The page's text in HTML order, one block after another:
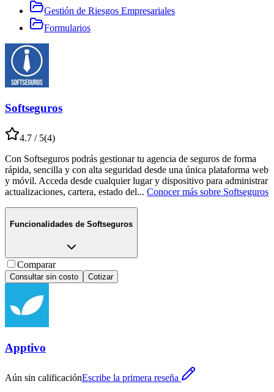
Gestión de Riesgos Empresariales
Formularios
Softseguros
4.7 / 5(4)
Con Softseguros podrás gestionar tu agencia de seguros de forma
rápida, sencilla y con alta seguridad desde una única plataforma web
y móvil. Acceda desde cualquier lugar y dispositivo para administrar
actualizaciones, cartera, estado del... Conocer más sobre Softseguros
Funcionalidades de Softseguros
Comparar
Consultar sin costo Cotizar
Apptivo
Aún sin calificaciónEscribe la primera reseña